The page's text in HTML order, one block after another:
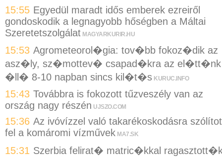
15:55 Egyedül maradt idős emberek ezreiről
gondoskodik a legnagyobb hőségben a Máltai
Szeretetszolgálat MAGYARKURIR.HU
15:53 Agrometeorol�gia: tov�bb fokoz�dik az
asz�ly, sz�mottev� csapad�kra az el�tt�nk
�ll� 8-10 napban sincs kil�t�s KURUC.INFO
15:43 Továbbra is fokozott tűzveszély van az
ország nagy részén UJSZO.COM
15:36 Az ivóvízzel való takarékoskodásra
fel a komáromi vízművek MA7.SK
15:31 Szerbia felirat� matric�kkal